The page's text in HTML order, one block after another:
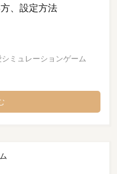
、設定方法
ミュレーションゲーム